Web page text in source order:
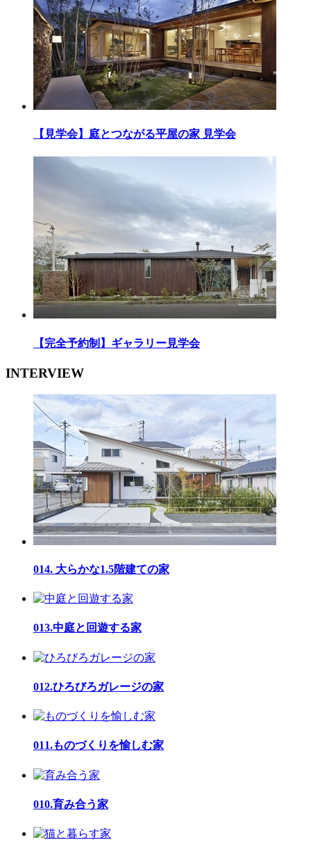
【見学会】庭とつながる平屋の家 見学会
【完全予約制】ギャラリー見学会
INTERVIEW
014. 大らかな1.5階建ての家
013.中庭と回遊する家
012.ひろびろガレージの家
011.ものづくりを愉しむ家
010.育み合う家